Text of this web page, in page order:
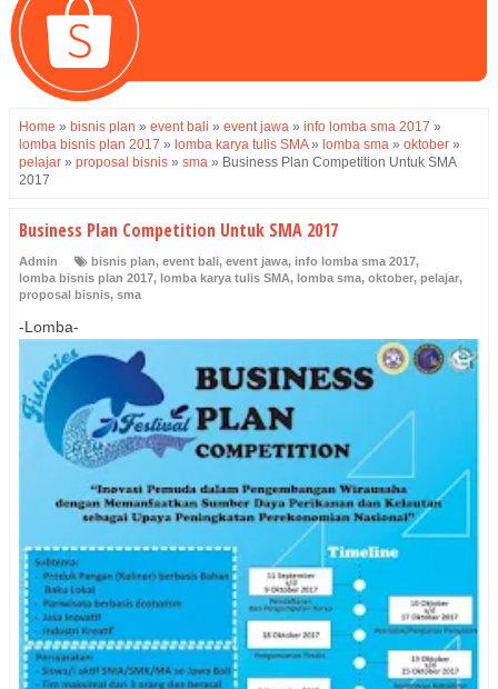
Home » bisnis plan » event bali » event jawa » info lomba sma 2017 »
lomba bisnis plan 2017 » lomba karya tulis SMA» lomba sma » oktober »
pelajar » proposal bisnis » sma » Business Plan Competition Untuk SMA
2017
Business Plan Competition Untuk SMA 2017
Admin bisnis plan, event bali, event jawa, info lomba sma 2017,
lomba bisnis plan 2017, lomba karya tulis SMA, lomba sma, oktober, pelajar,
proposal bisnis, sma
-Lomba-